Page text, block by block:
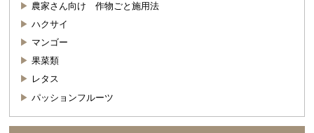
農家さん向け 作物ごと施用法
ハクサイ
マンゴー
果菜類
レタス
パッションフルーツ